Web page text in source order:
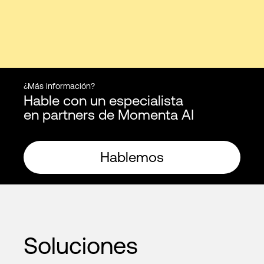
¿Más información?
Hable con un especialista
en partners de Momenta AI
Hablemos
Soluciones